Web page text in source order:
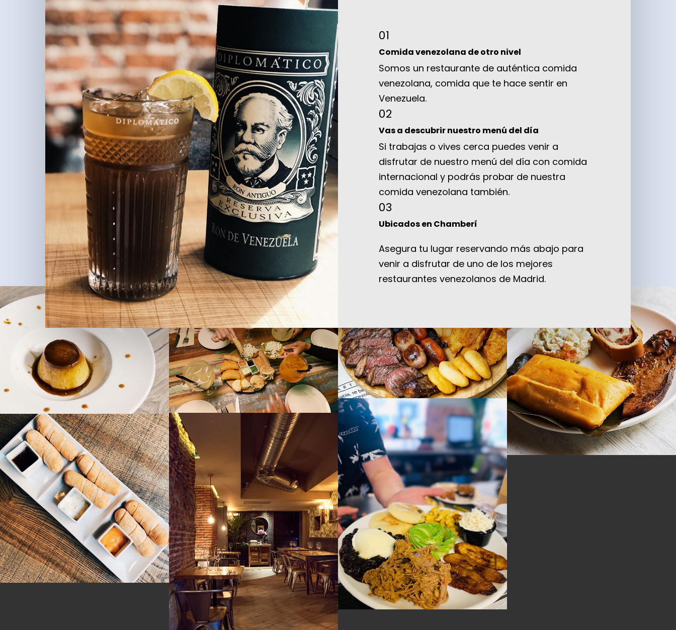
01
Comidavenezolana de otro nivel
Somos un restaurante de auténtica comida
venezolana, comida que te hace sentir en
Venezuela.
02
Vas a descubrir nuestro menú del día
Si trabajas o vives cerca puedes venir a
disfrutar de nuestro menú del día con comida
internacional y podrás probar de nuestra
comida venezolana también.
03
Ubicados en Chamberí
Asegura tu lugar reservando más abajo para
venir a disfrutar de uno de los mejores
restaurantes venezolanos de Madrid.